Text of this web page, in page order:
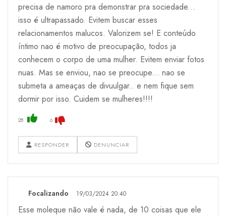
precisa de namoro pra demonstrar pra sociedade...
isso é ultrapassado. Evitem buscar esses
relacionamentos malucos. Valorizem se! E conteúdo
íntimo nao é motivo de preocupação, todos ja
conhecem o corpo de uma mulher. Evitem enviar fotos
nuas. Mas se enviou, nao se preocupe... nao se
submeta a ameaças de divuulgar.. e nem fique sem
dormir por isso. Cuidem se mulheres!!!!
28 6
RESPONDER DENUNCIAR
Focalizando 19/03/2024 20:40
Esse moleque não vale é nada, de 10 coisas que ele